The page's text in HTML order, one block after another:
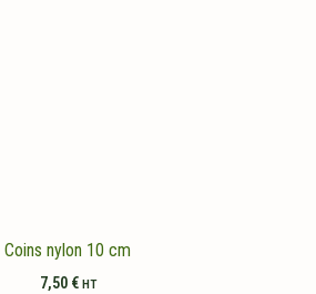
Coins nylon 10 cm
7,50 € HT